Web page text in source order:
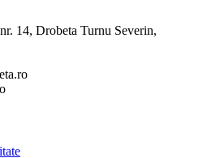
14, Drobeta Turnu Severin,